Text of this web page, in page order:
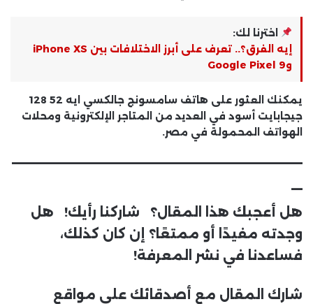
اخترنا لك:
إيه الفرق؟.. تعرف على أبرز الاختلافات بين iPhone XS
وGoogle Pixel 9
يمكنك العثور على هاتف سامسونج جالكسي ايه 52 128
جيجابايت أسود في العديد من المتاجر الإلكترونية ومحلات
الهواتف المحمولة في مصر.
هل أعجبك هذا المقال؟ شاركنا رأيك! هل
وجدته مفيدًا أو ممتعًا؟ إن كان كذلك،
فساعدنا في نشر المعرفة!
شارك المقال مع أصدقائك على مواقع